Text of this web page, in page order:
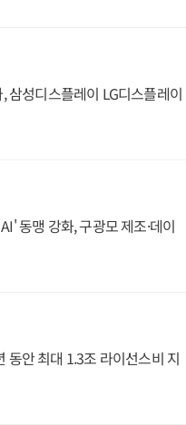
삼성디스플레이 LG디스플레이
동맹 강화, 구광모 제조·데이
동안 최대 1.3조 라이선스비 지